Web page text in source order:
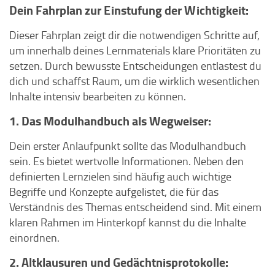
Dein Fahrplan zur Einstufung der Wichtigkeit:
Dieser Fahrplan zeigt dir die notwendigen Schritte auf,
um innerhalb deines Lernmaterials klare Prioritäten zu
setzen. Durch bewusste Entscheidungen entlastest du
dich und schaffst Raum, um die wirklich wesentlichen
Inhalte intensiv bearbeiten zu können.
1. Das Modulhandbuch als Wegweiser:
Dein erster Anlaufpunkt sollte das Modulhandbuch
sein. Es bietet wertvolle Informationen. Neben den
definierten Lernzielen sind häufig auch wichtige
Begriffe und Konzepte aufgelistet, die für das
Verständnis des Themas entscheidend sind. Mit einem
klaren Rahmen im Hinterkopf kannst du die Inhalte
einordnen.
2. Altklausuren und Gedächtnisprotokolle: